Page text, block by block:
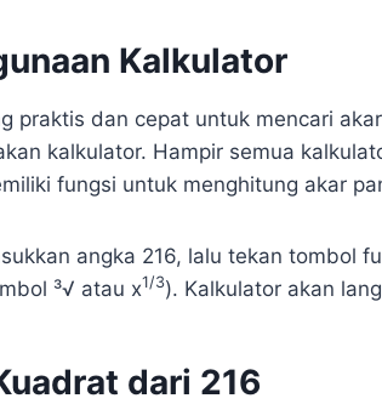
Kalkulator
praktis dan cepat untuk mencari
kalkulator. Hampir semua
fungsi untuk menghitung akar
angka 216, lalu tekan tombol
³√ atau x1/3). Kalkulator akan
dari 216